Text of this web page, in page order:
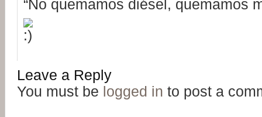
“No quemamos diésel, quemamos
Leave a Reply
You must be logged in to post a